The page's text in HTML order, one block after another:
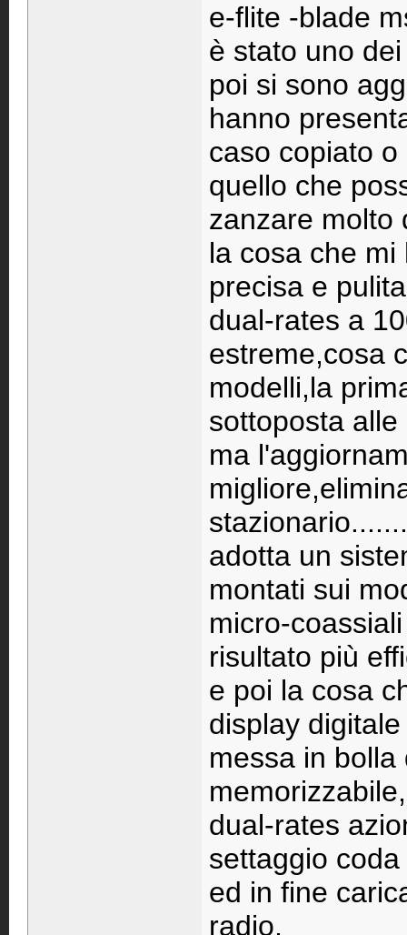
e-flite -blade
è stato uno
poi si sono
hanno
caso copiato
quello che
zanzare molto
la cosa che
precisa e
dual-rates a
estreme,cosa
modelli,la
sottoposta alle
ma
adotta un
montati sui
micro-
risultato più
e poi la cosa
display
messa in
memorizzabile,
dual-rates
settaggio
ed in fine
radio,